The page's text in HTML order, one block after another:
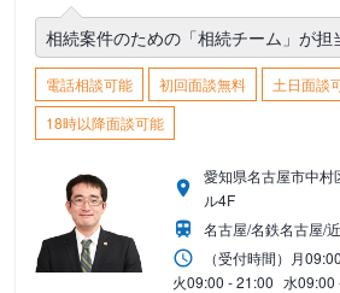
相続案件のための「相続チーム」が担
電話相談可能 初回面談無料
土日面談
18時以降面談可能
愛知県名古屋市中
ル4F
名古屋/名鉄名古屋/
（受付時間） 月
火09:00 - 21:00 水09:00